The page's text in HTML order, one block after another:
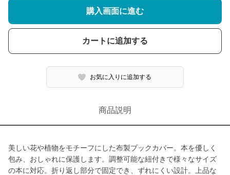
購入画面に進む
カートに追加する
お気に入りに追加する
商品説明
美しい花や植物をモチーフにした布製ブックカバー。本を優しく
包み、おしゃれに保護します。調整可能な紐付きで様々なサイズ
の本に対応。折り返し部分で固定でき、ずれにくい設計。上品な